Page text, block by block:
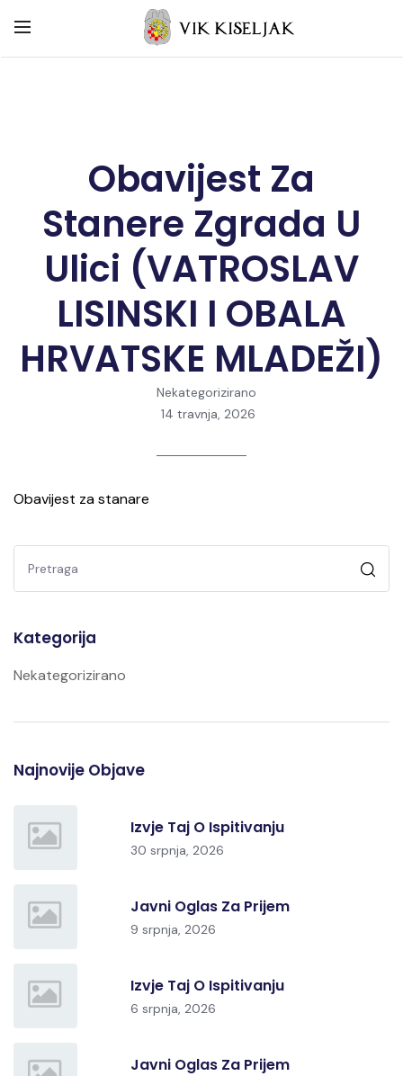
Obavijest Za
Stanere Zgrada U
Ulici (VATROSLAV
LISINSKI I OBALA
HRVATSKE MLADEŽI)
Nekategorizirano
14 travnja, 2026
Obavijest za stanare
Kategorija
Nekategorizirano
Najnovije Objave
Izvje Taj O Ispitivanju
30 srpnja, 2026
Javni Oglas Za Prijem
9 srpnja, 2026
Izvje Taj O Ispitivanju
6 srpnja, 2026
Javni Oglas Za Prijem